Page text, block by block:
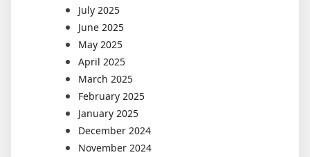
July 2025
June 2025
May 2025
April 2025
March 2025
February 2025
January 2025
December 2024
November 2024